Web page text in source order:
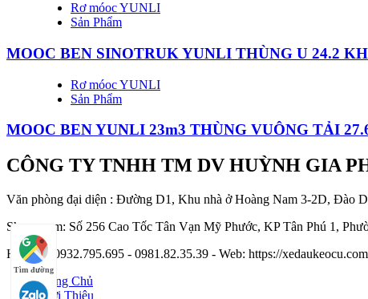
Rơ móoc YUNLI
Sản Phẩm
MOOC BEN SINOTRUK YUNLI THÙNG U 24.2
Rơ móoc YUNLI
Sản Phẩm
MOOC BEN YUNLI 23m3 THÙNG VUÔNG TẢI
CÔNG TY TNHH TM DV HUỲNH GIA
Văn phòng đại diện : Đường D1, Khu nhà ở Hoàng Nam 3-2D,
Showroom: Số 256 Cao Tốc Tân Vạn Mỹ Phước, KP Tân Phú 1,
Hotline : 0932.795.695 - 0981.82.35.39 - Web: https://
Tìm đường
Trang Chủ
Giới Thiệu